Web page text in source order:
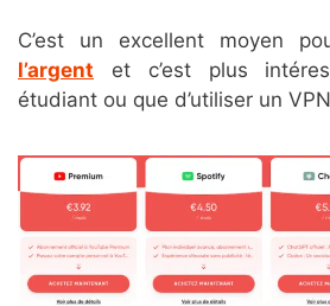
C’est un excellent moyen
l’argent et c’est plus
étudiant ou que d’utiliser un